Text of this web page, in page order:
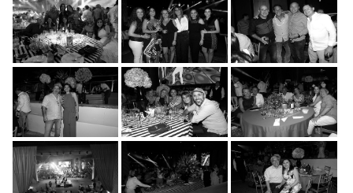
FIESTA DE A�O NUEVO
2018
FIESTA DE AÑO NUEVO
2018
FIESTA DE AÑO NUEVO
2018
FIESTA DE AÑO NUEVO
2018
FIESTA DE AÑO NUEVO
2018
FIESTA DE AÑO NUEVO
2018
FIESTA DE AÑO NUEVO
FIESTA DE AÑO NUEVO
FIESTA DE AÑO NUEVO